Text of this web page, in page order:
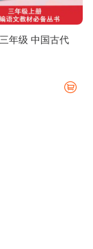
年级 中国古代